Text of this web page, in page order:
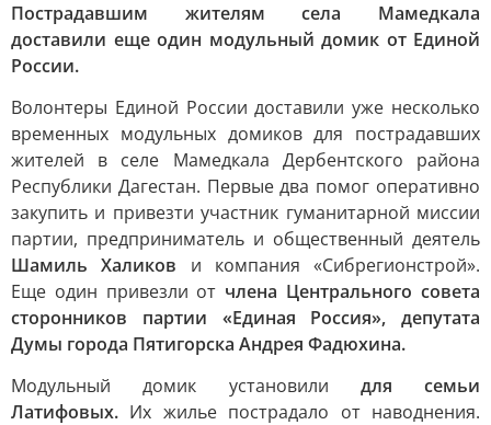
Пострадавшим жителям села Мамедкала
доставили еще один модульный домик от Единой
России.
Волонтеры Единой России доставили уже несколько
временных модульных домиков для пострадавших
жителей в селе Мамедкала Дербентского района
Республики Дагестан. Первые два помог оперативно
закупить и привезти участник гуманитарной миссии
партии, предприниматель и общественный деятель
Шамиль Халиков и компания «Сибрегионстрой».
Еще один привезли от члена Центрального совета
сторонников партии «Единая Россия», депутата
Думы города Пятигорска Андрея Фадюхина.
Модульный домик установили для семьи
Латифовых. Их жилье пострадало от наводнения.